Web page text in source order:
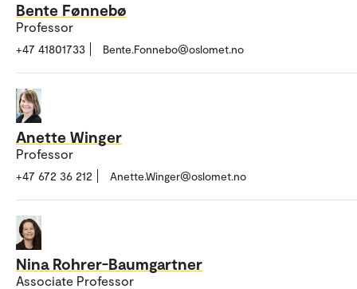
Bente Fønnebø
Professor
+47 41801733 Bente.Fonnebo@oslomet.no
Anette Winger
Professor
+47 672 36 212 Anette.Winger@oslomet.no
Nina Rohrer-Baumgartner
Associate Professor